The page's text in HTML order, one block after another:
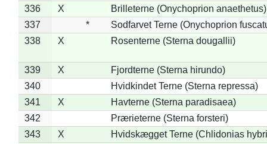
336
X
Brilleterne (Onychoprion anaethetus)
337
*
Sodfarvet Terne (Onychoprion
338
X Rosenterne (Sterna dougallii)
339 X
Fjordterne (Sterna hirundo)
340
Hvidkindet Terne (Sterna repressa)
341
X
Havterne (Sterna paradisaea)
342
Prærieterne (Sterna forsteri)
343
X
Hvidskægget Terne (Chlidonias